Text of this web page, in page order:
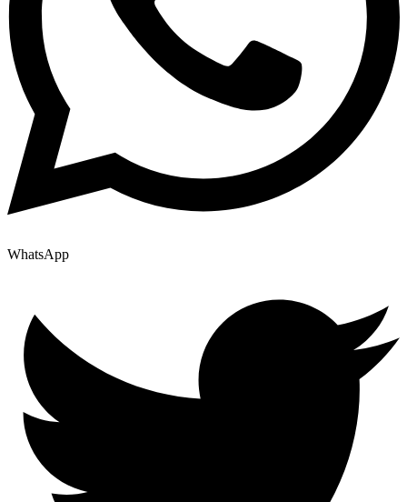
WhatsApp